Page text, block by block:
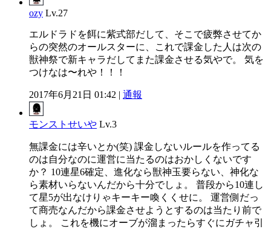
ozy Lv.27
エルドラドを餌に紫式部だして、そこで疲弊させてか
らの突然のオールスターに、これで課金した人は次の
獣神祭で新キャラだしてまた課金させる気やで。 気を
つけなは〜れや！！！
2017年6月21日 01:42 | 通報
モンストせいや Lv.3
無課金には辛いとか(笑) 課金しないルールを作ってる
のは自分なのに運営に当たるのはおかしくないです
か？ 10連星6確定、進化なら獣神玉要らない、神化な
ら素材いらないんだから十分でしょ。 普段から10連し
て星5が出なけりゃキーキー喚くくせに。 運営側だっ
て商売なんだから課金させようとするのは当たり前で
しょ。 これを機にオーブが溜まったらすぐにガチャ引